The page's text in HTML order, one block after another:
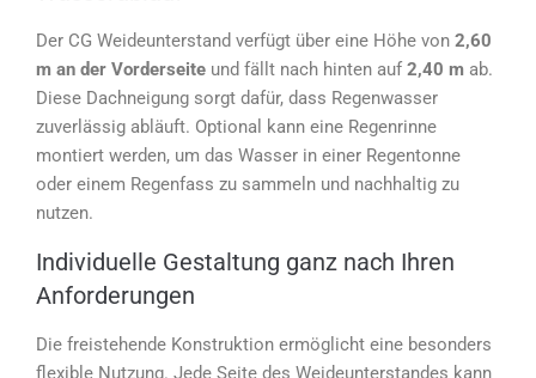
Der CG Weideunterstand verfügt über eine Höhe von 2,60
m an der Vorderseite und fällt nach hinten auf2,40 m ab.
Diese Dachneigung sorgt dafür, dass Regenwasser
zuverlässig abläuft. Optional kann eine Regenrinne
montiert werden, um das Wasser in einer Regentonne
oder einem Regenfass zu sammeln und nachhaltig zu
nutzen.
Individuelle Gestaltung ganz nach Ihren
Anforderungen
Die freistehende Konstruktion ermöglicht eine besonders
flexible Nutzung. Jede Seite des Weideunterstandes kann